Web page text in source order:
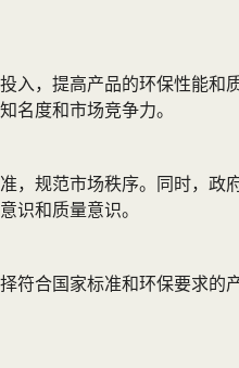
入，提高产品的环保性能
名度和市场竞争力。
，规范市场秩序。同时，
识和质量意识。
符合国家标准和环保要求